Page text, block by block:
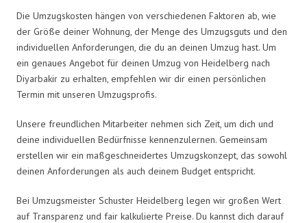
Die Umzugskosten hängen von verschiedenen Faktoren ab, wie
der Größe deiner Wohnung, der Menge des Umzugsguts und den
individuellen Anforderungen, die du an deinen Umzug hast. Um
ein genaues Angebot für deinen Umzug von Heidelberg nach
Diyarbakir zu erhalten, empfehlen wir dir einen persönlichen
Termin mit unseren Umzugsprofis.
Unsere freundlichen Mitarbeiter nehmen sich Zeit, um dich und
deine individuellen Bedürfnisse kennenzulernen. Gemeinsam
erstellen wir ein maßgeschneidertes Umzugskonzept, das sowohl
deinen Anforderungen als auch deinem Budget entspricht.
Bei Umzugsmeister Schuster Heidelberg legen wir großen Wert
auf Transparenz und fair kalkulierte Preise. Du kannst dich darauf